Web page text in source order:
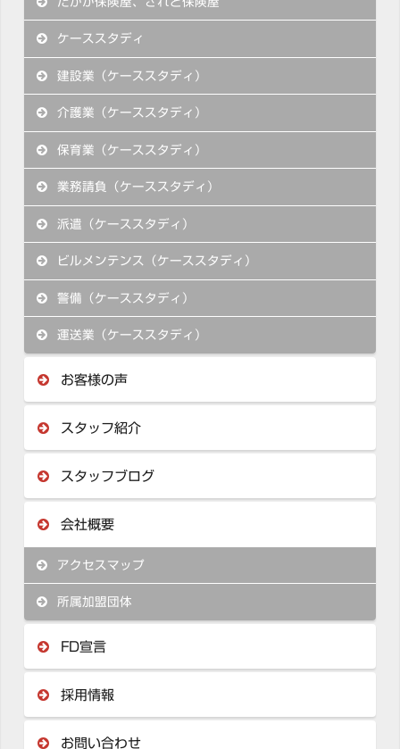
ケーススタディ
建設業（ケーススタディ）
介護業（ケーススタディ）
保育業（ケーススタディ）
業務請負（ケーススタディ）
派遣（ケーススタディ）
ビルメンテンス（ケーススタディ）
警備（ケーススタディ）
運送業（ケーススタディ）
お客様の声
スタッフ紹介
スタッフブログ
会社概要
アクセスマップ
所属加盟団体
FD宣言
採用情報
お問い合わせ